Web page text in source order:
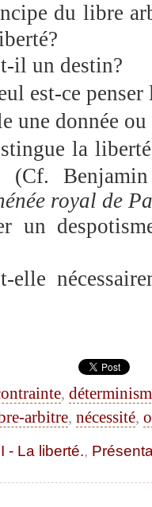
du libre
il un destin?
est-ce
une donnée ou
la
(Cf.
royal de
un
elle
,
arbitre, nécessité,
- La liberté.,